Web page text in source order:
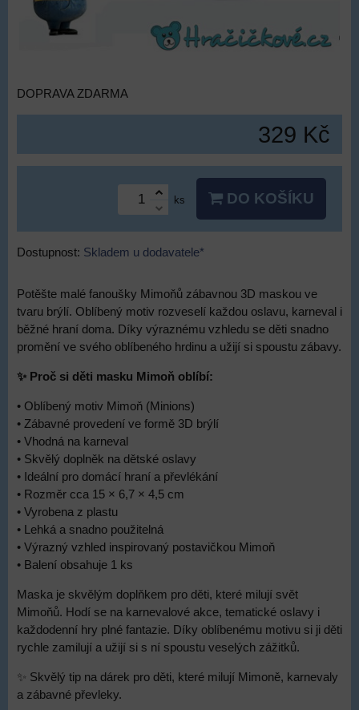
DOPRAVA ZDARMA
329 Kč
ks DO KOŠÍKU
Dostupnost: Skladem u dodavatele*
Potěšte malé fanoušky Mimoňů zábavnou 3D maskou ve
tvaru brýlí. Oblíbený motiv rozveselí každou oslavu, karneval i
běžné hraní doma. Díky výraznému vzhledu se děti snadno
promění ve svého oblíbeného hrdinu a užijí si spoustu zábavy.
✨ Proč si děti masku Mimoň oblíbí:
• Oblíbený motiv Mimoň (Minions)
• Zábavné provedení ve formě 3D brýlí
• Vhodná na karneval
• Skvělý doplněk na dětské oslavy
• Ideální pro domácí hraní a převlékání
• Rozměr cca 15 × 6,7 × 4,5 cm
• Vyrobena z plastu
• Lehká a snadno použitelná
• Výrazný vzhled inspirovaný postavičkou Mimoň
• Balení obsahuje 1 ks
Maska je skvělým doplňkem pro děti, které milují svět
Mimoňů. Hodí se na karnevalové akce, tematické oslavy i
každodenní hry plné fantazie. Díky oblíbenému motivu si ji děti
rychle zamilují a užijí si s ní spoustu veselých zážitků.
✨ Skvělý tip na dárek pro děti, které milují Mimoně, karnevaly
a zábavné převleky.